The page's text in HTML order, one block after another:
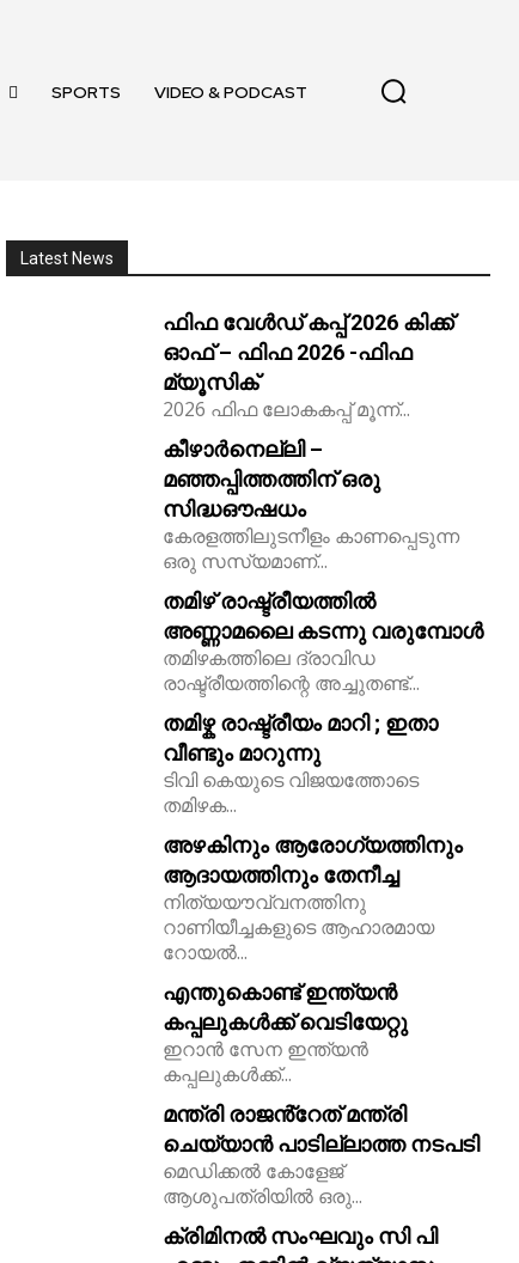
SPORTS VIDEO & PODCAST
Latest News
ഫിഫ വേൾഡ് കപ്പ് 2026 കിക്ക്‌
ഓഫ് – ഫിഫ 2026 -ഫിഫ
മ്യൂസിക്
2026 ഫിഫ ലോകകപ്പ് മൂന്ന്...
കീഴാർനെല്ലി –
മഞ്ഞപ്പിത്തത്തിന് ഒരു
സിദ്ധഔഷധം
കേരളത്തിലുടനീളം കാണപ്പെടുന്ന
ഒരു സസ്യമാണ്...
തമിഴ് രാഷ്ട്രീയത്തിൽ
അണ്ണാമലൈ കടന്നു വരുമ്പോൾ
തമിഴകത്തിലെ ദ്രാവിഡ
രാഷ്ട്രീയത്തിന്റെ അച്ചുതണ്ട്...
തമിഴ്ക രാഷ്ട്രീയം മാറി ; ഇതാ
വീണ്ടും മാറുന്നു
ടിവി കെയുടെ വിജയത്തോടെ
തമിഴക...
അഴകിനും ആരോഗ്യത്തിനും
ആദായത്തിനും തേനീച്ച
നിത്യയൗവ്വനത്തിനു
റാണിയീച്ചകളുടെ ആഹാരമായ
റോയല്‍...
എന്തുകൊണ്ട് ഇന്ത്യൻ
കപ്പലുകൾക്ക് വെടിയേറ്റു
ഇറാൻ സേന ഇന്ത്യൻ
കപ്പലുകൾക്ക്...
മന്ത്രി രാജൻ്റേത് മന്ത്രി
ചെയ്യാൻ പാടില്ലാത്ത നടപടി
മെഡിക്കൽ കോളേജ്
ആശുപത്രിയിൽ ഒരു...
ക്രിമിനൽ സംഘവും സി പി